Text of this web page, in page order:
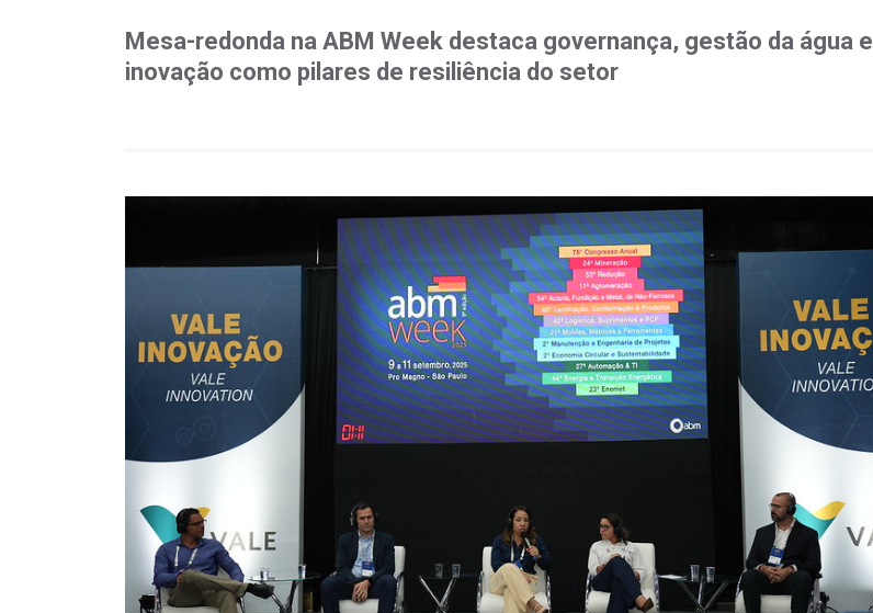
Mesa-redonda na ABM Week destaca governança, gestão da água e
inovação como pilares de resiliência do setor